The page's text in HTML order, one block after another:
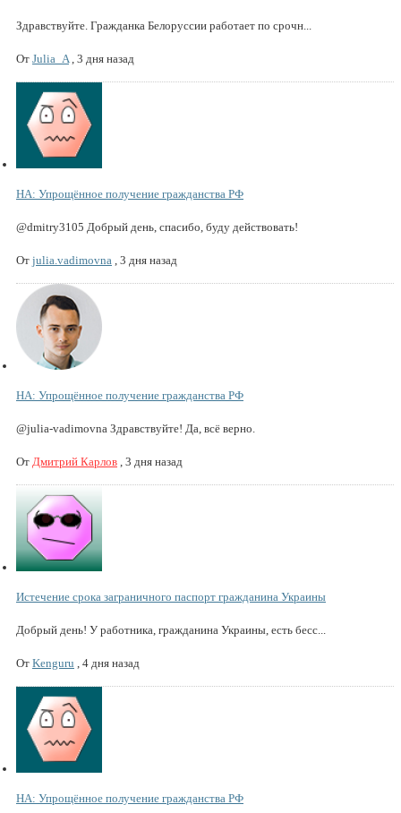
Здравствуйте. Гражданка Белоруссии работает по срочн...
От Julia_A 3 дня назад
НА: Упрощённое получение гражданства РФ
@dmitry3105 Добрый день, спасибо, буду действовать!
От julia.vadimovna 3 дня назад
НА: Упрощённое получение гражданства РФ
@julia-vadimovna Здравствуйте! Да, всё верно.
От Дмитрий Карлов 3 дня назад
Истечение срока заграничного паспорт гражданина Украины
Добрый день! У работника, гражданина Украины, есть бесс...
От Kenguru 4 дня назад
НА: Упрощённое получение гражданства РФ